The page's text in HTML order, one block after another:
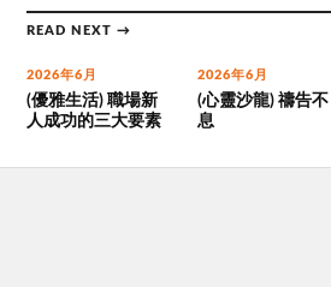
READ NEXT →
2026年6月
(優雅生活) 職場新
人成功的三大要素
2026年6月
(心靈沙龍) 禱告不
息